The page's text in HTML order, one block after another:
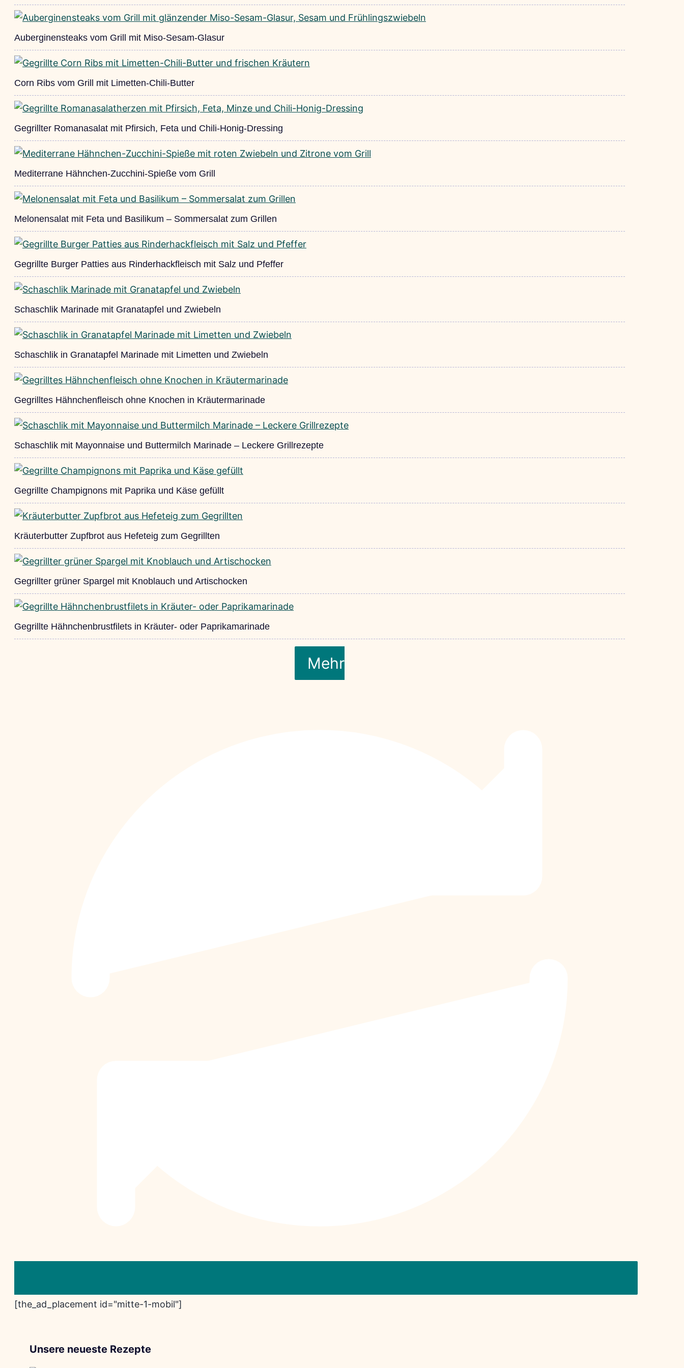
Auberginensteaks vom Grill mit Miso-Sesam-Glasur
Corn Ribs vom Grill mit Limetten-Chili-Butter
Gegrillter Romanasalat mit Pfirsich, Feta und Chili-Honig-Dressing
Mediterrane Hähnchen-Zucchini-Spieße vom Grill
Melonensalat mit Feta und Basilikum – Sommersalat zum Grillen
Gegrillte Burger Patties aus Rinderhackfleisch mit Salz und Pfeffer
Schaschlik Marinade mit Granatapfel und Zwiebeln
Schaschlik in Granatapfel Marinade mit Limetten und Zwiebeln
Gegrilltes Hähnchenfleisch ohne Knochen in Kräutermarinade
Schaschlik mit Mayonnaise und Buttermilch Marinade – Leckere Grillrezepte
Gegrillte Champignons mit Paprika und Käse gefüllt
Kräuterbutter Zupfbrot aus Hefeteig zum Gegrillten
Gegrillter grüner Spargel mit Knoblauch und Artischocken
Gegrillte Hähnchenbrustfilets in Kräuter- oder Paprikamarinade
Mehr
[the_ad_placement id="mitte-1-mobil"]
Unsere neueste Rezepte